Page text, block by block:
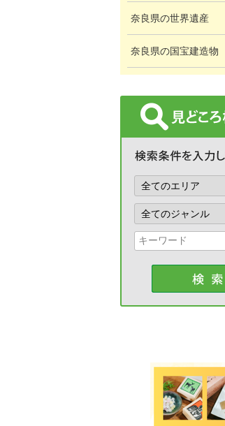
奈良県の世界遺産
奈良県の国宝建造物